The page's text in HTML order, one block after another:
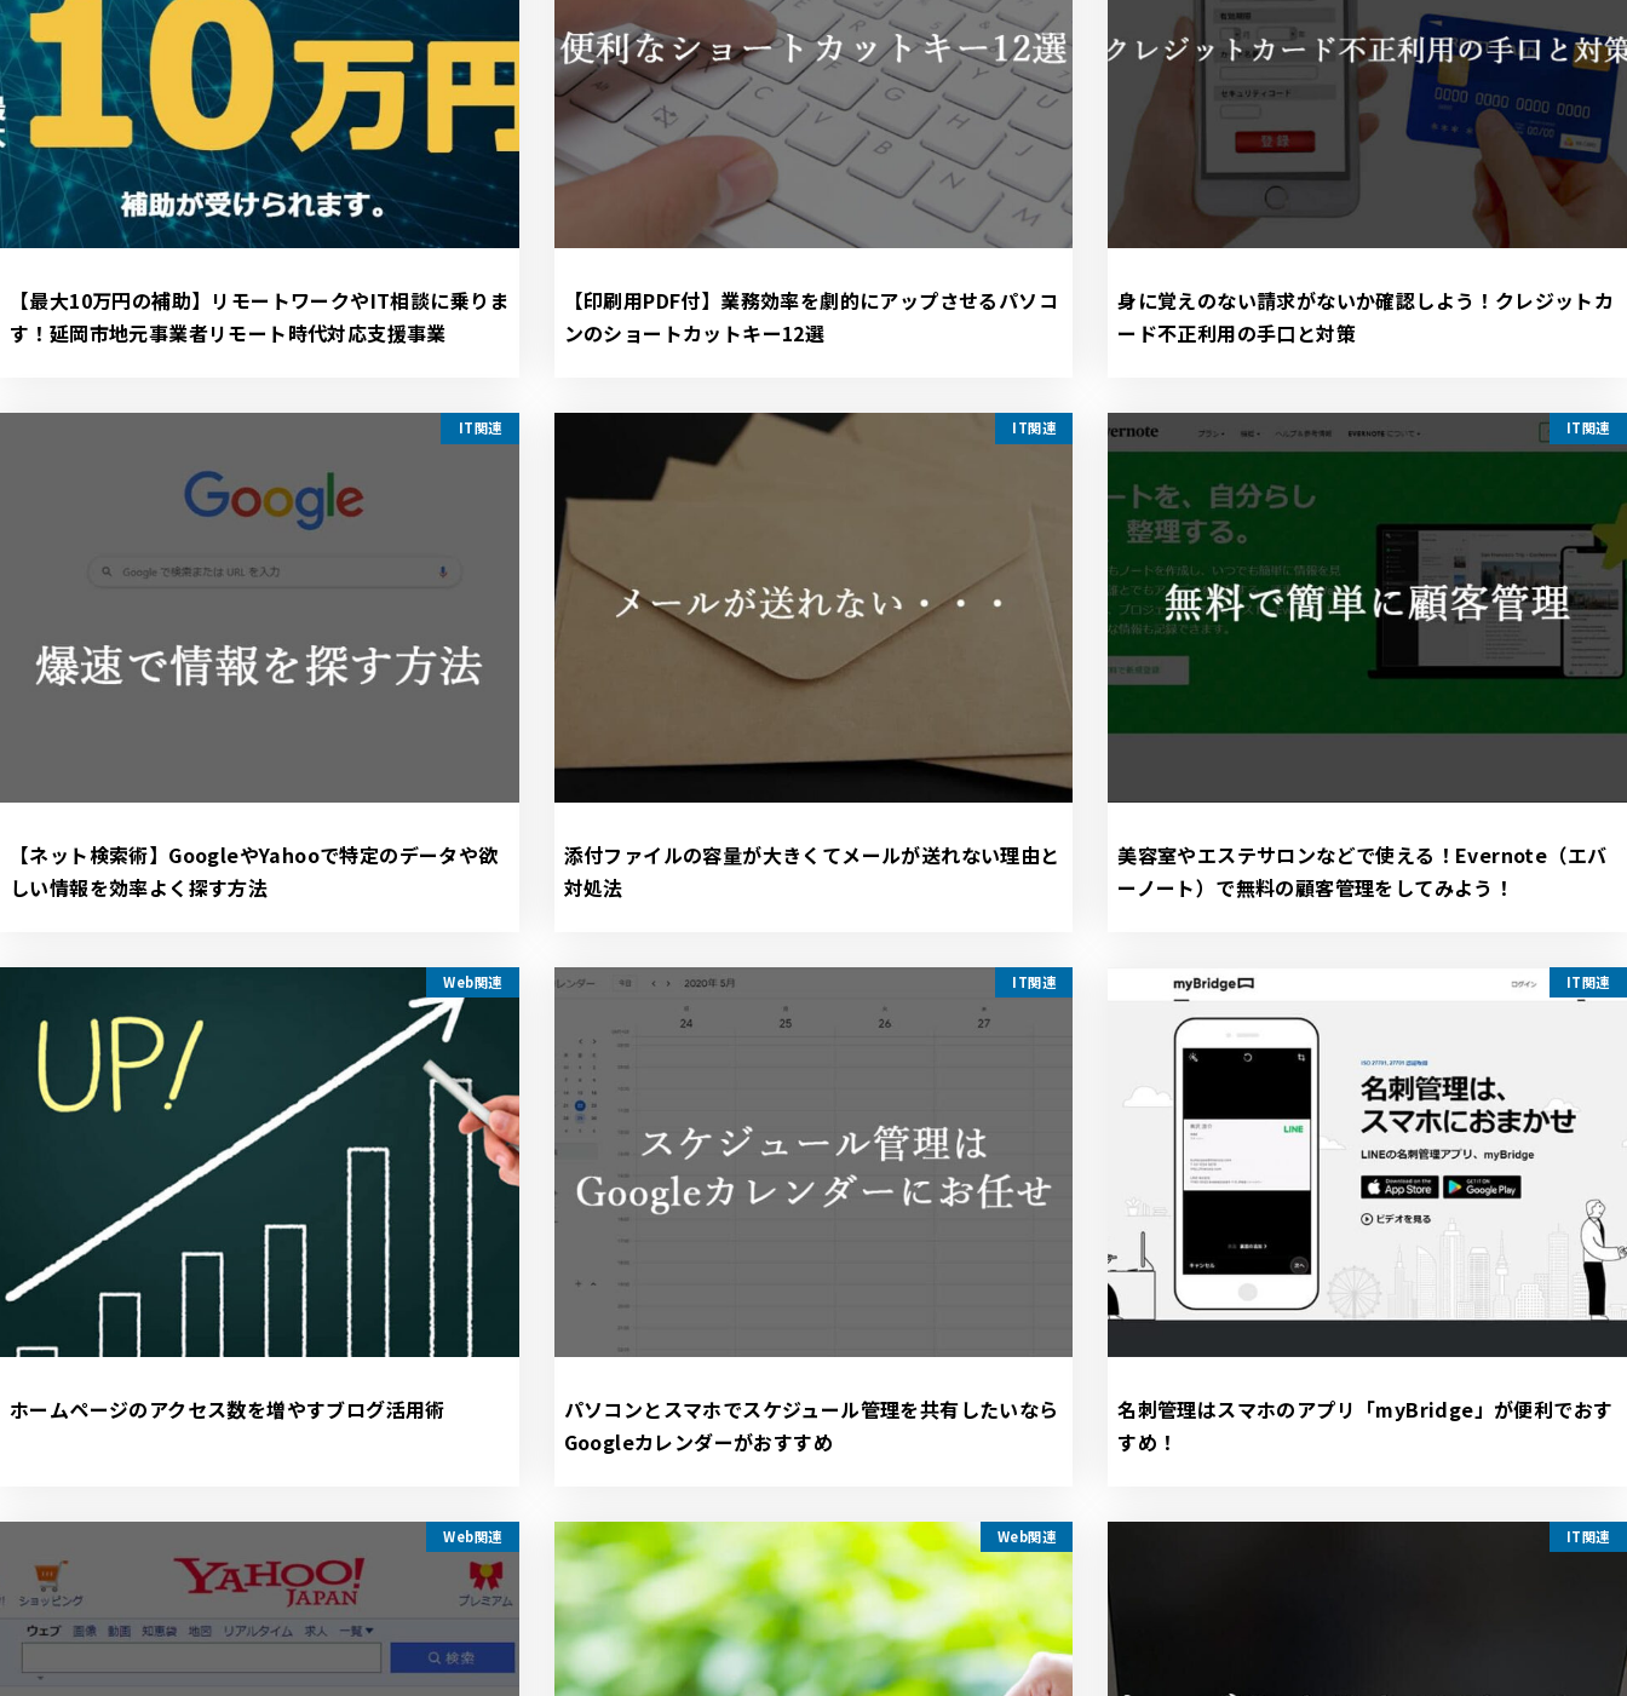
【最大10万円の補助】リモートワークやIT相談に乗りま
す！延岡市地元事業者リモート時代対応支援事業
【印刷用PDF付】業務効率を劇的にアップさせるパソコ
ンのショートカットキー12選
身に覚えのない請求がないか確認しよう！クレジットカ
ード不正利用の手口と対策
IT関連
【ネット検索術】GoogleやYahooで特定のデータや欲
しい情報を効率よく探す方法
IT関連
添付ファイルの容量が大きくてメールが送れない理由と
対処法
IT関連
美容室やエステサロンなどで使える！Evernote（エバ
ーノート）で無料の顧客管理をしてみよう！
Web関連
ホームページのアクセス数を増やすブログ活用術
IT関連
パソコンとスマホでスケジュール管理を共有したいなら
Googleカレンダーがおすすめ
IT関連
名刺管理はスマホのアプリ「myBridge」が便利でおす
すめ！
Web関連 Web関連 IT関連